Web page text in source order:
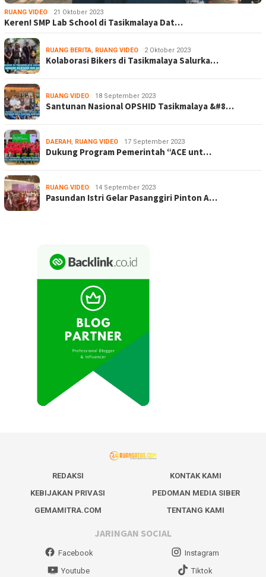
RUANG VIDEO 21 Oktober 2023
Keren! SMP Lab School di Tasikmalaya Dat…
RUANG BERITA, RUANG VIDEO 2 Oktober 2023
Kolaborasi Bikers di Tasikmalaya Salurka…
RUANG VIDEO 18 September 2023
Santunan Nasional OPSHID Tasikmalaya &#8…
DAERAH , RUANG VIDEO 17 September 2023
Dukung Program Pemerintah “ACE unt…
RUANG VIDEO 14 September 2023
Pasundan Istri Gelar Pasanggiri Pinton A…
REDAKSI
KONTAK KAMI
KEBIJAKAN PRIVASI
PEDOMAN MEDIA SIBER
GEMAMITRA.COM
TENTANG KAMI
JARINGAN SOCIAL
Facebook
Instagram
Youtube
Tiktok